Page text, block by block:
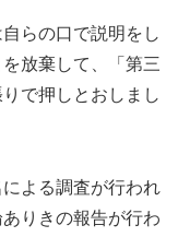
らの口で説明をし
放棄して、「第三
で押しとおしまし
よる調査が行われ
りきの報告が行わ